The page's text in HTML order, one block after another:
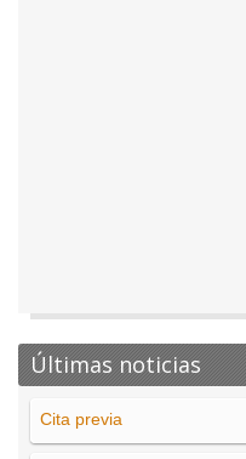
Últimas noticias
Cita previa